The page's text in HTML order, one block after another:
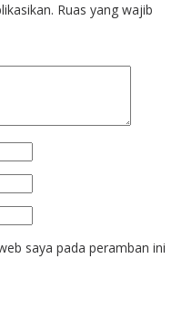
Ruas yang wajib
saya pada peramban ini